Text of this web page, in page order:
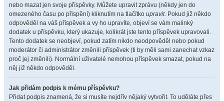
nebo mazat jen svoje příspěvky. Můžete upravit zprávu (někdy jen do
omezeného času po přispění) kliknutím na tlačítko upravit. Pokud již někdo
odpověděl na váš příspěvek a vy ho upravíte, objeví se vám malinký
dodatek u příspěvku, který ukazuje, kolikrát jste tento příspěvek upravovali.
Tento dodatek se neobjeví, pokud zatím nikdo neodpověděl nebo pokud
moderátor či administrátor změnili příspěvek (ti by měli sami zanechat vzkaz
proč jej změnili). Normální uživatelé nemohou příspěvek smazat, pokud na
něj již někdo odpověděl.
Jak přidám podpis k mému příspěvku?
Přidat podpis znamená, že si musíte nejdřív nějaký vytvořit. To uděláte přes